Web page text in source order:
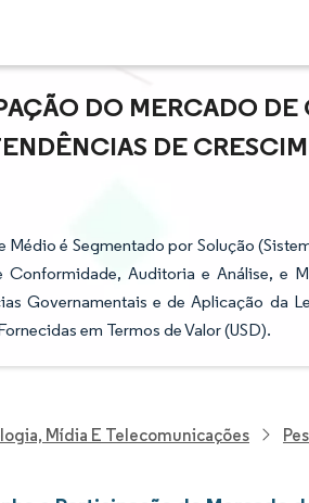
DO MERCADO DE
DE
é Segmentado por Solução
Conformidade, Auditoria e Análise, e
Governamentais e de Aplicação da
em Termos de Valor (USD).
Mídia E Telecomunicações